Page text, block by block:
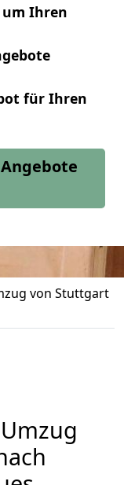
Ihren
für Ihren
von Stuttgart